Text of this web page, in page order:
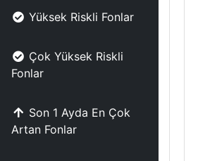
Yüksek Riskli Fonlar
Çok Yüksek Riskli
Fonlar
Son 1 Ayda En Çok
Artan Fonlar